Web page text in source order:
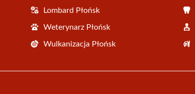
Lombard Płońsk
Weterynarz Płońsk
Wulkanizacja Płońsk